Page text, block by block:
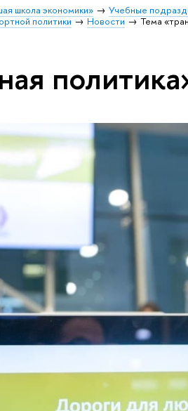
школа экономики» Учебные
политики Новости Тема